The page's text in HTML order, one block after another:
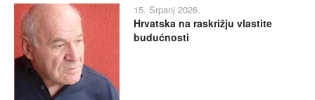
15. Srpanj 2026.
Hrvatska na raskrižju vlastite
budućnosti